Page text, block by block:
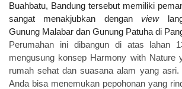
Buahbatu, Bandung tersebut memiliki
sangat menakjubkan dengan view
Gunung Malabar dan Gunung Patuha di
Perumahan ini dibangun di atas lahan
mengusung konsep Harmony with Nature
rumah sehat dan suasana alam yang
Anda bisa menemukan pepohonan yang